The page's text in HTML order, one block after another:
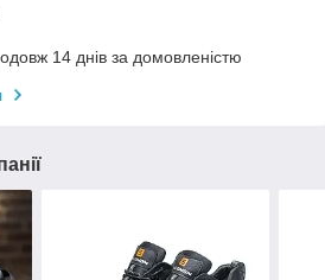
14 днів за домовленістю